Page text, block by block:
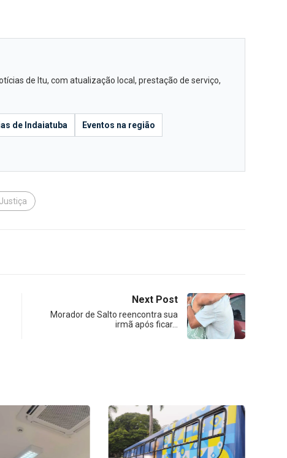
de Itu, com atualização local, prestação de serviço,
de Indaiatuba Eventos na região
Justiça
Next Post
Morador de Salto reencontra sua
irmã após ficar…